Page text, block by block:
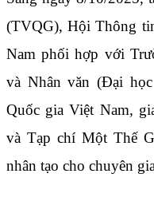
(TVQG), Hội Thông
Nam phối hợp với
và Nhân văn (Đại
Quốc gia Việt Nam,
và Tạp chí Một Thế
nhân tạo cho chuyên